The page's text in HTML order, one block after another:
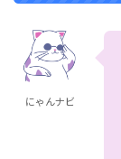
にゃんナビ